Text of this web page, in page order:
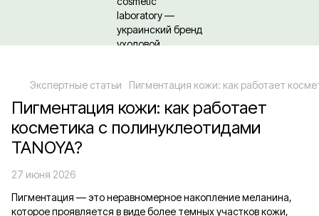
Экспертные статьи Пигментация кожи: как работает
Пигментация кожи: как работает
косметика с полинуклеотидами
TANOYA?
27 июня 2026
Пигментация — это неравномерное накопление меланина,
которое проявляется в виде более темных участков кожи,